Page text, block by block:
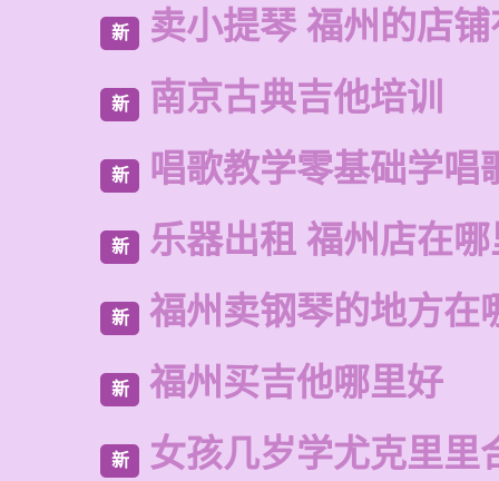
新 卖小提琴 福州的店
新 南京古典吉他培训
新 唱歌教学零基础学唱
新 乐器出租 福州店在
新 福州卖钢琴的地方在
新 福州买吉他哪里好
新 女孩几岁学尤克里里